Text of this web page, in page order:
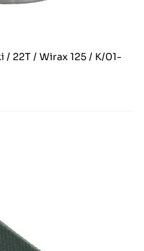
/ 22T / Wirax 125 / K/01-